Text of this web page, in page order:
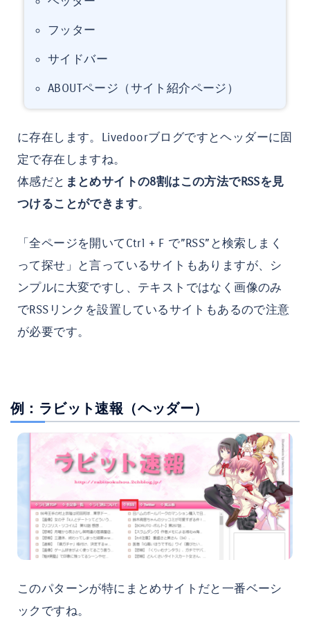
フッター
サイドバー
ABOUTページ（サイト紹介ページ）
に存在します。Livedoorブログですとヘッダーに固
定で存在しますね。
体感だと まとめサイトの8割はこの方法でRSSを見
つけることができます。
「全ページを開いてCtrl + F で”RSS”と検索しまく
って探せ」と言っているサイトもありますが、シ
ンプルに大変ですし、テキストではなく画像のみ
でRSSリンクを設置しているサイトもあるので注意
が必要です。
例：ラビット速報（ヘッダー）
このパターンが特にまとめサイトだと一番ベーシ
ックですね。